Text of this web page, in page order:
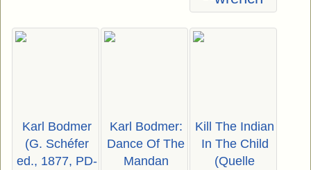
Karl Bodmer
(G. Schéfer
ed., 1877, PD-
Karl Bodmer:
Dance Of The
Mandan
Kill The Indian
In The Child
(Quelle